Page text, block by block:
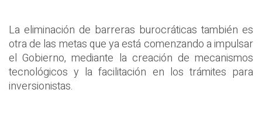
La eliminación de barreras burocráticas también es
otra de las metas que ya está comenzando a impulsar
el Gobierno, mediante la creación de mecanismos
tecnológicos y la facilitación en los trámites para
inversionistas.